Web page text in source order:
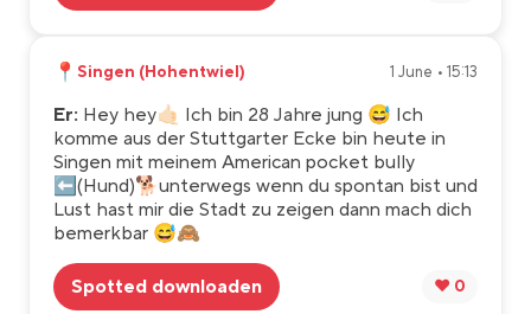
📍 Singen (Hohentwiel) 1 June • 15:13
Er: Hey hey🤙🏻 Ich bin 28 Jahre jung 😅 Ich
komme aus der Stuttgarter Ecke bin heute in
Singen mit meinem American pocket bully
⬅️(Hund)🐕unterwegs wenn du spontan bist und
Lust hast mir die Stadt zu zeigen dann mach dich
bemerkbar 😅🙈
Spotted downloaden ❤️ 0